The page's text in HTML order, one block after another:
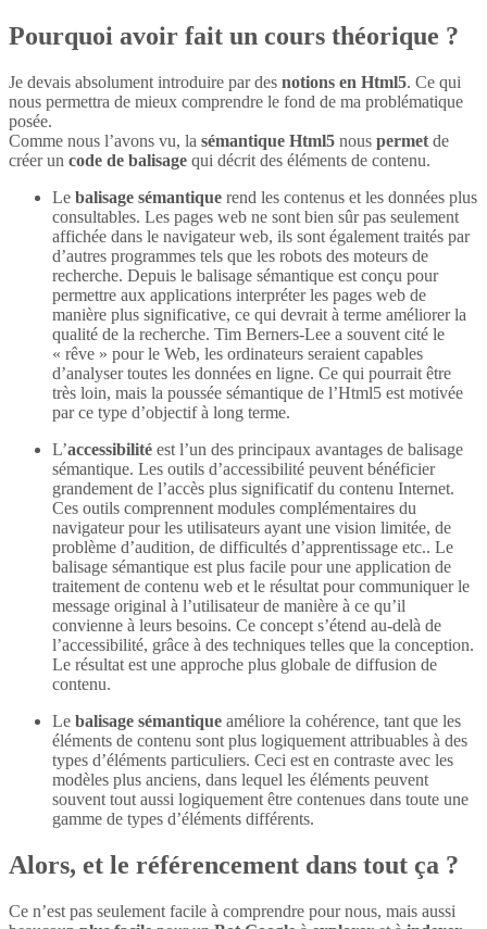
Pourquoi avoir fait un cours théorique ?
Je devais absolument introduire par des notions en Html5. Ce qui
nous permettra de mieux comprendre le fond de ma problématique
posée.
Comme nous l’avons vu, la sémantique Html5 nous permet de
créer un code de balisage qui décrit des éléments de contenu.
Le balisage sémantique rend les contenus et les données plus
consultables. Les pages web ne sont bien sûr pas seulement
affichée dans le navigateur web, ils sont également traités par
d’autres programmes tels que les robots des moteurs de
recherche. Depuis le balisage sémantique est conçu pour
permettre aux applications interpréter les pages web de
manière plus significative, ce qui devrait à terme améliorer la
qualité de la recherche. Tim Berners-Lee a souvent cité le
« rêve » pour le Web, les ordinateurs seraient capables
d’analyser toutes les données en ligne. Ce qui pourrait être
très loin, mais la poussée sémantique de l’Html5 est motivée
par ce type d’objectif à long terme.
L’accessibilité est l’un des principaux avantages de balisage
sémantique. Les outils d’accessibilité peuvent bénéficier
grandement de l’accès plus significatif du contenu Internet.
Ces outils comprennent modules complémentaires du
navigateur pour les utilisateurs ayant une vision limitée, de
problème d’audition, de difficultés d’apprentissage etc.. Le
balisage sémantique est plus facile pour une application de
traitement de contenu web et le résultat pour communiquer le
message original à l’utilisateur de manière à ce qu’il
convienne à leurs besoins. Ce concept s’étend au-delà de
l’accessibilité, grâce à des techniques telles que la conception.
Le résultat est une approche plus globale de diffusion de
contenu.
Le balisage sémantique améliore la cohérence, tant que les
éléments de contenu sont plus logiquement attribuables à des
types d’éléments particuliers. Ceci est en contraste avec les
modèles plus anciens, dans lequel les éléments peuvent
souvent tout aussi logiquement être contenues dans toute une
gamme de types d’éléments différents.
Alors, et le référencement dans tout ça ?
Ce n’est pas seulement facile à comprendre pour nous, mais aussi